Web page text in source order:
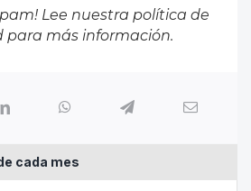
Lee nuestra política de
para más información.
cada mes